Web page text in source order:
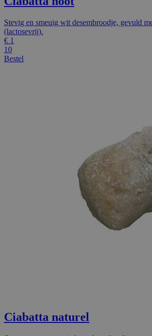
Stevig en smeuig wit desembroodje, gevuld
(lactosevrij).
€ 1
10
Bestel
Ciabatta naturel